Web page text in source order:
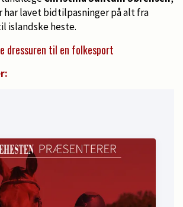
har lavet bidtilpasninger på alt fra
islandske heste.
dressuren til en folkesport